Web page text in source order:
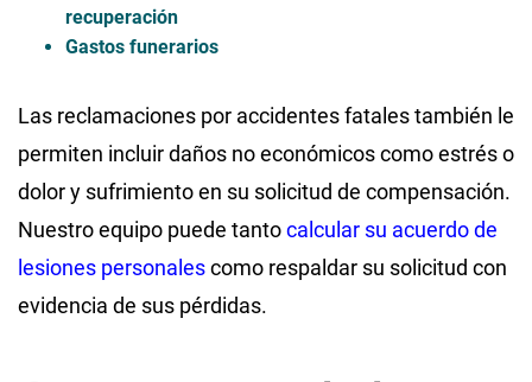
recuperación
Gastos funerarios
Las reclamaciones por accidentes fatales también le
permiten incluir daños no económicos como estrés o
dolor y sufrimiento en su solicitud de compensación.
Nuestro equipo puede tantocalcular su acuerdo de
lesiones personalescomo respaldar su solicitud con
evidencia de sus pérdidas.